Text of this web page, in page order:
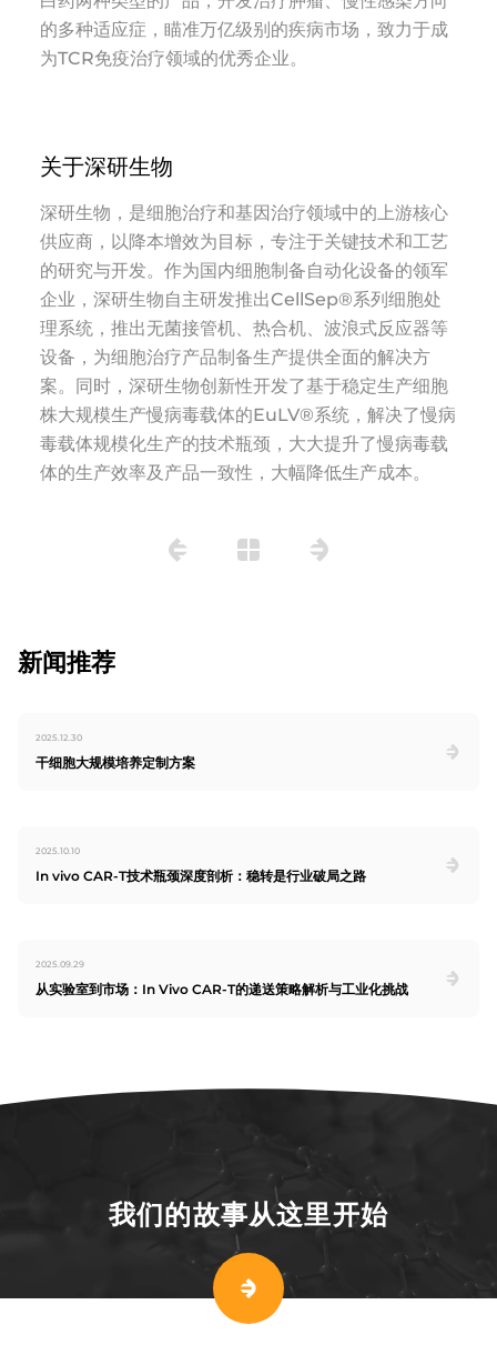
的多种适应症，瞄准万亿级别的疾病市场，致力于成
为TCR免疫治疗领域的优秀企业。
关于深研生物
深研生物，是细胞治疗和基因治疗领域中的上游核心
供应商，以降本增效为目标，专注于关键技术和工艺
的研究与开发。作为国内细胞制备自动化设备的领军
企业，深研生物自主研发推出CellSep®系列细胞处
理系统，推出无菌接管机、热合机、波浪式反应器等
设备，为细胞治疗产品制备生产提供全面的解决方
案。同时，深研生物创新性开发了基于稳定生产细胞
株大规模生产慢病毒载体的EuLV®系统，解决了慢病
毒载体规模化生产的技术瓶颈，大大提升了慢病毒载
体的生产效率及产品一致性，大幅降低生产成本。
新闻推荐
2025.12.30
干细胞大规模培养定制方案
2025.10.10
In vivo CAR-T技术瓶颈深度剖析：稳转是行业破局之路
2025.09.29
从实验室到市场：In Vivo CAR-T的递送策略解析与工业化挑战
我们的故事从这里开始